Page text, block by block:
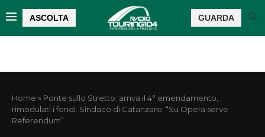
ASCOLTA GUARDA
Home » Ponte sullo Stretto: arriva il 4° emendamento,
rimodulati i fondi. Sindaco di Catanzaro: “Su Opera serve
Referendum”